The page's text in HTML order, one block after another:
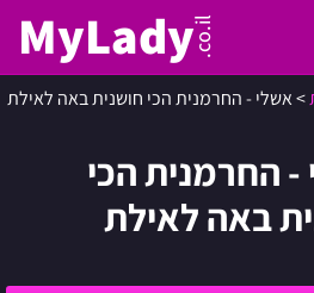
MyLady.co.il
>אשלי - החרמנית הכי חושנית באה לאילת
- החרמנית הכי
באה לאילת